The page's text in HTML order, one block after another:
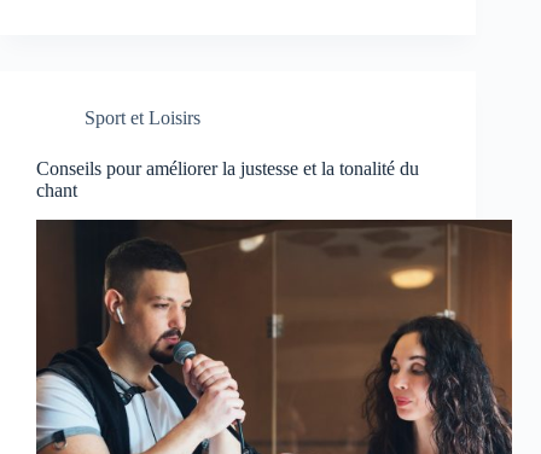
Sport et Loisirs
Conseils pour améliorer la justesse et la tonalité du
chant